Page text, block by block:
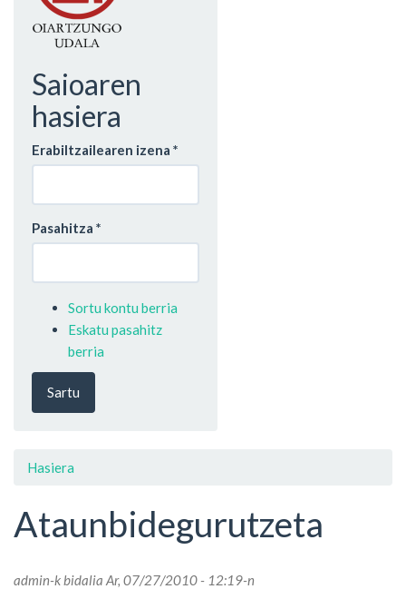
Saioaren
hasiera
Erabiltzailearen izena *
Pasahitza *
Sortu kontu berria
Eskatu pasahitz
berria
Sartu
Hasiera
Ataunbidegurutzeta
admin-k bidalia Ar, 07/27/2010 - 12:19-n